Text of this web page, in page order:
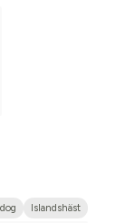
Islandshäst